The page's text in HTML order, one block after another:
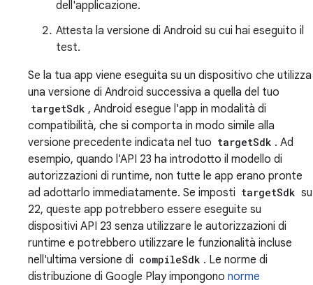
dell'applicazione.
Attesta la versione di Android su cui hai eseguito il
test.
Se la tua app viene eseguita su un dispositivo che utilizza
una versione di Android successiva a quella del tuo
targetSdk , Android esegue l'app in modalità di
compatibilità, che si comporta in modo simile alla
versione precedente indicata nel tuo targetSdk . Ad
esempio, quando l'API 23 ha introdotto il modello di
autorizzazioni di runtime, non tutte le app erano pronte
ad adottarlo immediatamente. Se imposti targetSdk su
22, queste app potrebbero essere eseguite su
dispositivi API 23 senza utilizzare le autorizzazioni di
runtime e potrebbero utilizzare le funzionalità incluse
nell'ultima versione di compileSdk . Le norme di
distribuzione di Google Play impongono norme